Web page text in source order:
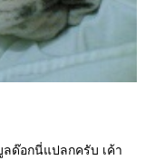
ด๊อกนี่แปลกครับ เค้า